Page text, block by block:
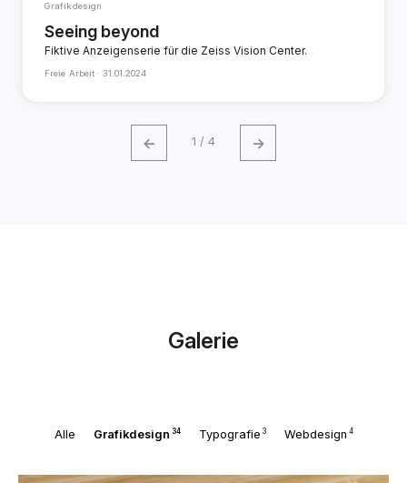
Grafikdesign
Seeing beyond
Fiktive Anzeigenserie für die Zeiss Vision Center.
Freie Arbeit ·31.01.2024
← 1 / 4 →
Galerie
Alle Grafikdesign 34 Typografie 3 Webdesign 4